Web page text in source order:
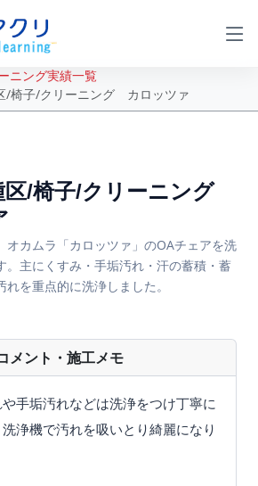
ニング実績一覧
/椅子/クリーニング カロッツァ
区/椅子/クリーニング
オカムラ「カロッツァ」のOAチェアを洗
。主にくすみ・手垢汚れ・汗の蓄積・蓄
を重点的に洗浄しました。
メント・施工メモ
手垢汚れなどは洗浄をつけ丁寧に
浄機で汚れを吸いとり綺麗になり